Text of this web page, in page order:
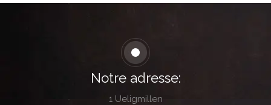
Notre adresse:
1 Ueligmillen